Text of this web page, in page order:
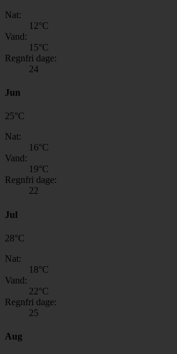
Nat:
12°C
Vand:
15°C
Regnfri dage:
24
Jun
25°C
Nat:
16°C
Vand:
19°C
Regnfri dage:
22
Jul
28°C
Nat:
18°C
Vand:
22°C
Regnfri dage:
25
Aug